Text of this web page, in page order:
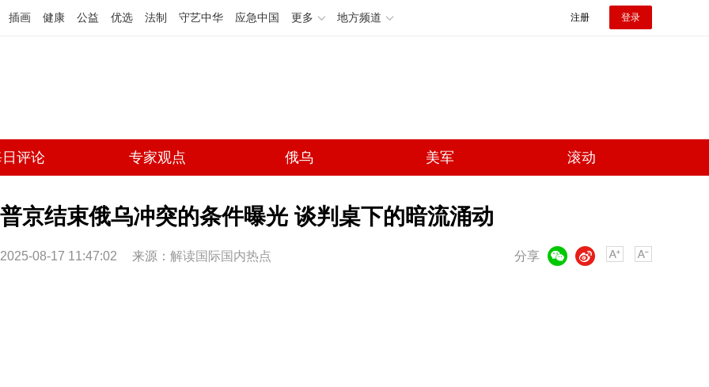
插画 健康 公益 优选 法制 守艺中华 应急中国 更多 地方频道 注册 登录
评论 专家观点 俄乌 美军 滚动
普京结束俄乌冲突的条件曝光 谈判桌下的暗流涌动
2025-08-17 11:47:02 来源： 解读国际国内热点 分享
微博